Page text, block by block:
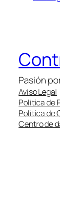
Pasión
Aviso Legal
Política de
Política de
Centro de